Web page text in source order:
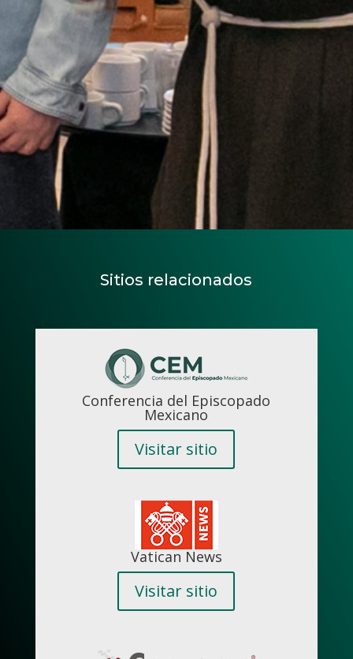
Sitios relacionados
Conferencia del Episcopado
Mexicano
Visitar sitio
Vatican News
Visitar sitio